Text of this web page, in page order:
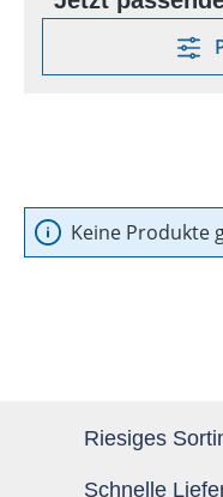
Keine Produkte
Riesiges
Schnelle